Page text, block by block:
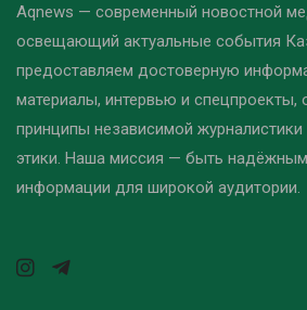
Aqnews — современный новостной
освещающий актуальные события
предоставляем достоверную
материалы, интервью и спецпроекты,
принципы независимой
этики. Наша миссия — быть
информации для широкой аудитории.